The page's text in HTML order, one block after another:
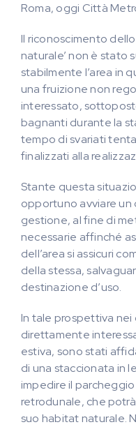
Roma, oggi Città
Il riconoscimento
naturale’ non è stato
stabilmente l’area in
una fruizione non
interessato,
bagnanti durante la
tempo di svariati
finalizzati alla
Stante questa
opportuno avviare un
gestione, al fine di
necessarie affinché
dell’area si assicuri
della stessa,
destinazione d’uso.
In tale prospettiva nei
direttamente
estiva, sono stati
di una staccionata in
impedire il parcheggio
retrodunale, che
suo habitat naturale.